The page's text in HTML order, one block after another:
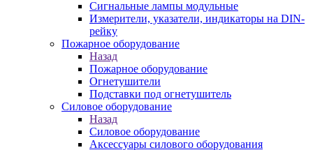
Сигнальные лампы модульные
Измерители, указатели, индикаторы на DIN-
рейку
Пожарное оборудование
Назад
Пожарное оборудование
Огнетушители
Подставки под огнетушитель
Силовое оборудование
Назад
Силовое оборудование
Аксессуары силового оборудования